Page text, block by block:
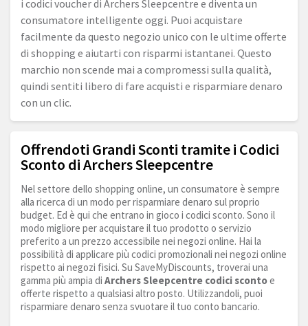
i codici voucher di Archers Sleepcentre e diventa un
consumatore intelligente oggi. Puoi acquistare
facilmente da questo negozio unico con le ultime offerte
di shopping e aiutarti con risparmi istantanei. Questo
marchio non scende mai a compromessi sulla qualità,
quindi sentiti libero di fare acquisti e risparmiare denaro
con un clic.
Offrendoti Grandi Sconti tramite i Codici
Sconto di Archers Sleepcentre
Nel settore dello shopping online, un consumatore è sempre
alla ricerca di un modo per risparmiare denaro sul proprio
budget. Ed è qui che entrano in gioco i codici sconto. Sono il
modo migliore per acquistare il tuo prodotto o servizio
preferito a un prezzo accessibile nei negozi online. Hai la
possibilità di applicare più codici promozionali nei negozi online
rispetto ai negozi fisici. Su SaveMyDiscounts, troverai una
gamma più ampia di Archers Sleepcentre codici scontoe
offerte rispetto a qualsiasi altro posto. Utilizzandoli, puoi
risparmiare denaro senza svuotare il tuo conto bancario.